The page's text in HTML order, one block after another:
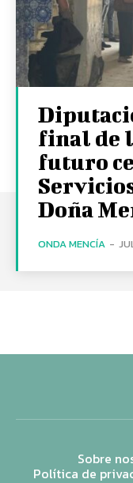
final de
futuro
Doña
ONDA MENCÍA -
Sobre
Política de